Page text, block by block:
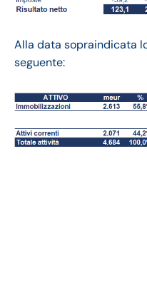
Alla data sopraindicata
seguente: